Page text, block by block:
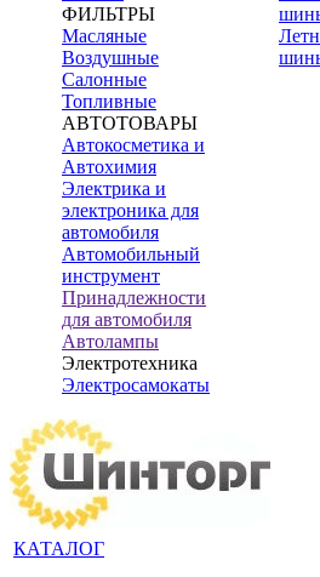
ФИЛЬТРЫ
Масляные
Воздушные
Салонные
Топливные
АВТОТОВАРЫ
Автокосметика и
Автохимия
Электрика и
электроника для
автомобиля
Автомобильный
инструмент
Принадлежности
для автомобиля
Автолампы
Электротехника
Электросамокаты
КАТАЛОГ